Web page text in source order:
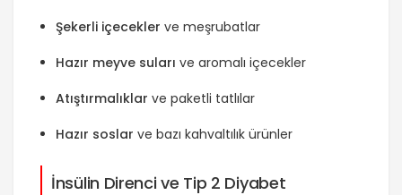
Şekerli içecekler ve meşrubatlar
Hazır meyve suları ve aromalı içecekler
Atıştırmalıklar ve paketli tatlılar
Hazır soslar ve bazı kahvaltılık ürünler
İnsülin Direnci ve Tip 2 Diyabet